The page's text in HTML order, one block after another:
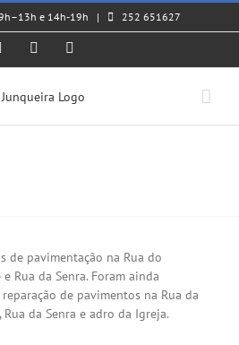
e 14h-19h | 252 651627
FacebookInstagram
de pavimentação na Rua do
Rua da Senra. Foram ainda
de pavimentos na Rua da
Rua da Senra e adro da Igreja.